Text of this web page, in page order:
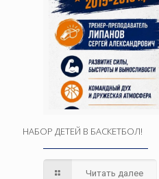
НАБОР ДЕТЕЙ В БАСКЕТБОЛ!
Читать далее